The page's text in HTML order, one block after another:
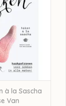
WINKELWAGEN
à la Sascha
Van